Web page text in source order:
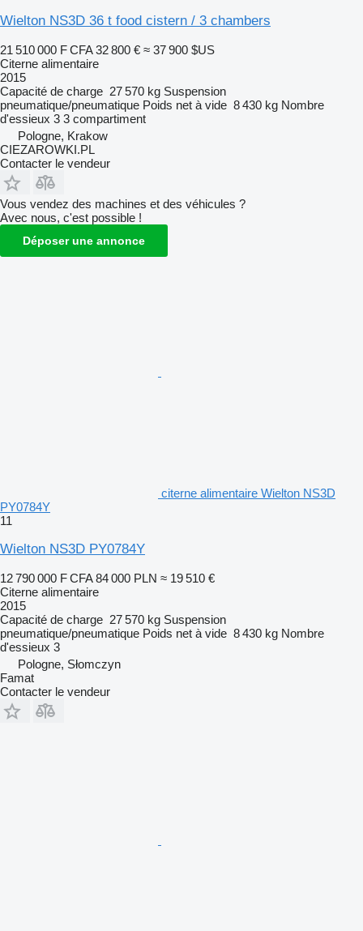
Wielton NS3D 36 t food cistern / 3 chambers
21 510 000 F CFA 32 800 € ≈ 37 900 $US
Citerne alimentaire
2015
Capacité de charge 27 570 kg Suspension
pneumatique/pneumatique Poids net à vide 8 430 kg Nombre
d'essieux 3 3 compartiment
Pologne, Krakow
CIEZAROWKI.PL
Contacter le vendeur
Vous vendez des machines et des véhicules ?
Avec nous, c'est possible !
Déposer une annonce
citerne alimentaire Wielton NS3D
PY0784Y
11
Wielton NS3D PY0784Y
12 790 000 F CFA 84 000 PLN ≈ 19 510 €
Citerne alimentaire
2015
Capacité de charge 27 570 kg Suspension
pneumatique/pneumatique Poids net à vide 8 430 kg Nombre
d'essieux 3
Pologne, Słomczyn
Famat
Contacter le vendeur